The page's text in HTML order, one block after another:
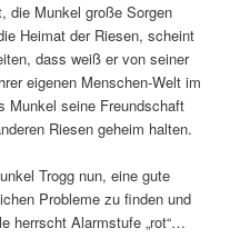
die Munkel große Sorgen
Heimat der Riesen, scheint
dass weiß er von seiner
eigenen Menschen-Welt im
Munkel seine Freundschaft
Riesen geheim halten.
Trogg nun, eine gute
Probleme zu finden und
herrscht Alarmstufe „rot“…